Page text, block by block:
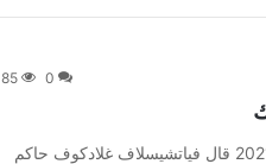
0
85
من صحيفة اشراق العالم 24:[ad_1] إعلان: شاهد أجمل الأفلام والمسلسلات 2021 قال فياتشيسلاف غلادكوف حاكم